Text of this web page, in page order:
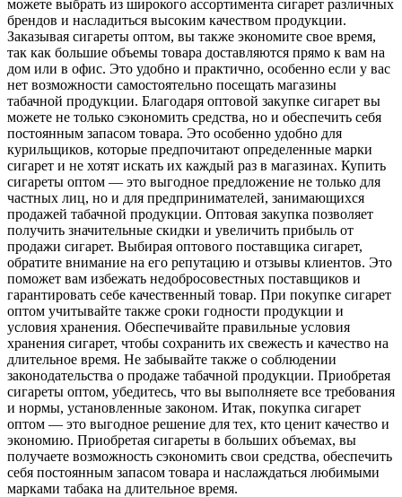
можете выбрать из широкого ассортимента сигарет различных
брендов и насладиться высоким качеством продукции.
Заказывая сигареты оптом, вы также экономите свое время,
так как большие объемы товара доставляются прямо к вам на
дом или в офис. Это удобно и практично, особенно если у вас
нет возможности самостоятельно посещать магазины
табачной продукции. Благодаря оптовой закупке сигарет вы
можете не только сэкономить средства, но и обеспечить себя
постоянным запасом товара. Это особенно удобно для
курильщиков, которые предпочитают определенные марки
сигарет и не хотят искать их каждый раз в магазинах. Купить
сигареты оптом — это выгодное предложение не только для
частных лиц, но и для предпринимателей, занимающихся
продажей табачной продукции. Оптовая закупка позволяет
получить значительные скидки и увеличить прибыль от
продажи сигарет. Выбирая оптового поставщика сигарет,
обратите внимание на его репутацию и отзывы клиентов. Это
поможет вам избежать недобросовестных поставщиков и
гарантировать себе качественный товар. При покупке сигарет
оптом учитывайте также сроки годности продукции и
условия хранения. Обеспечивайте правильные условия
хранения сигарет, чтобы сохранить их свежесть и качество на
длительное время. Не забывайте также о соблюдении
законодательства о продаже табачной продукции. Приобретая
сигареты оптом, убедитесь, что вы выполняете все требования
и нормы, установленные законом. Итак, покупка сигарет
оптом — это выгодное решение для тех, кто ценит качество и
экономию. Приобретая сигареты в больших объемах, вы
получаете возможность сэкономить свои средства, обеспечить
себя постоянным запасом товара и наслаждаться любимыми
марками табака на длительное время.